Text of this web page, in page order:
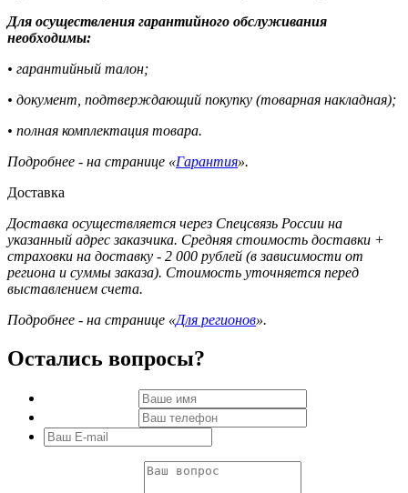
Для осуществления гарантийного обслуживания
необходимы:
• гарантийный талон;
• документ, подтверждающий покупку (товарная накладная);
• полная комплектация товара.
Подробнее - на странице «Гарантия».
Доставка
Доставка осуществляется через Спецсвязь России на
указанный адрес заказчика. Средняя стоимость доставки +
страховки на доставку - 2 000 рублей (в зависимости от
региона и суммы заказа). Стоимость уточняется перед
выставлением счета.
Подробнее - на странице «Для регионов».
Остались вопросы?